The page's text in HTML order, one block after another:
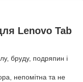
Lenovo Tab
бруду, подряпин і
непомітна та не